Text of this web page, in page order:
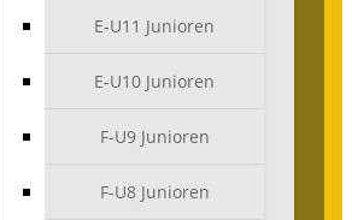
E-U11 Junioren
E-U10 Junioren
F-U9 Junioren
F-U8 Junioren